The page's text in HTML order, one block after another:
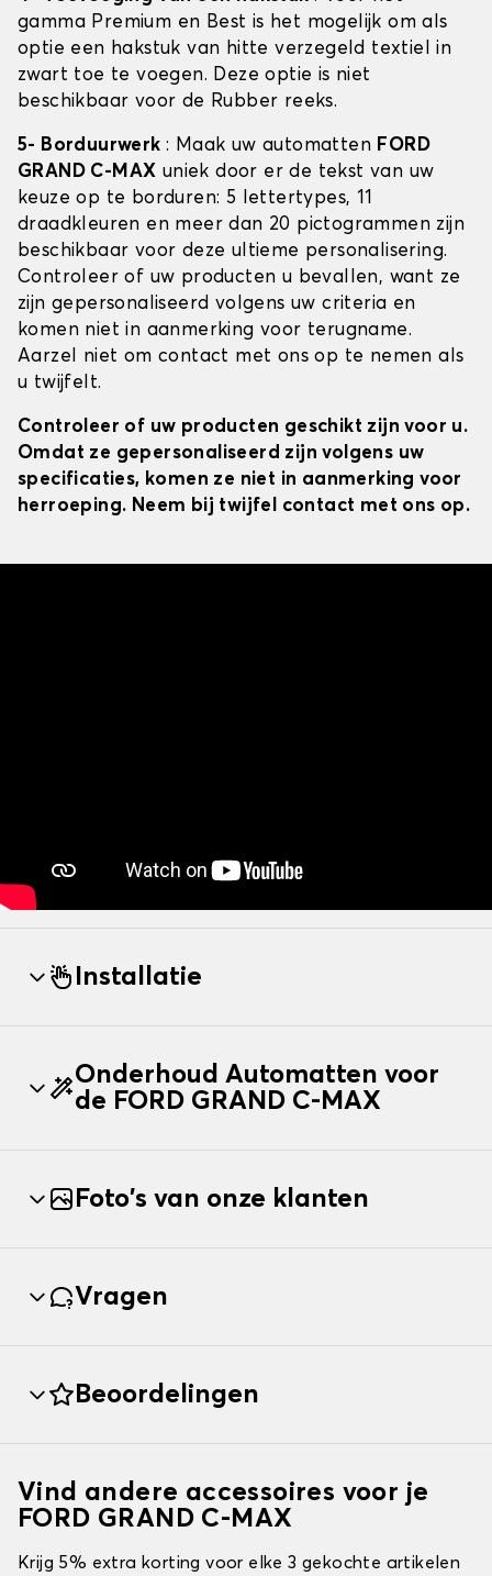
gamma Premium en Best is het mogelijk om als
optie een hakstuk van hitte verzegeld textiel in
zwart toe te voegen. Deze optie is niet
beschikbaar voor de Rubber reeks.
5- Borduurwerk : Maak uw automatten FORD
GRAND C-MAX uniek door er de tekst van uw
keuze op te borduren: 5 lettertypes, 11
draadkleuren en meer dan 20 pictogrammen zijn
beschikbaar voor deze ultieme personalisering.
Controleer of uw producten u bevallen, want ze
zijn gepersonaliseerd volgens uw criteria en
komen niet in aanmerking voor terugname.
Aarzel niet om contact met ons op te nemen als
u twijfelt.
Controleer of uw producten geschikt zijn voor u.
Omdat ze gepersonaliseerd zijn volgens uw
specificaties, komen ze niet in aanmerking voor
herroeping. Neem bij twijfel contact met ons op.
Installatie
Onderhoud Automatten voor
de FORD GRAND C-MAX
Foto's van onze klanten
Vragen
Beoordelingen
Vind andere accessoires voor je
FORD GRAND C-MAX
Krijg 5% extra korting voor elke 3 gekochte artikelen